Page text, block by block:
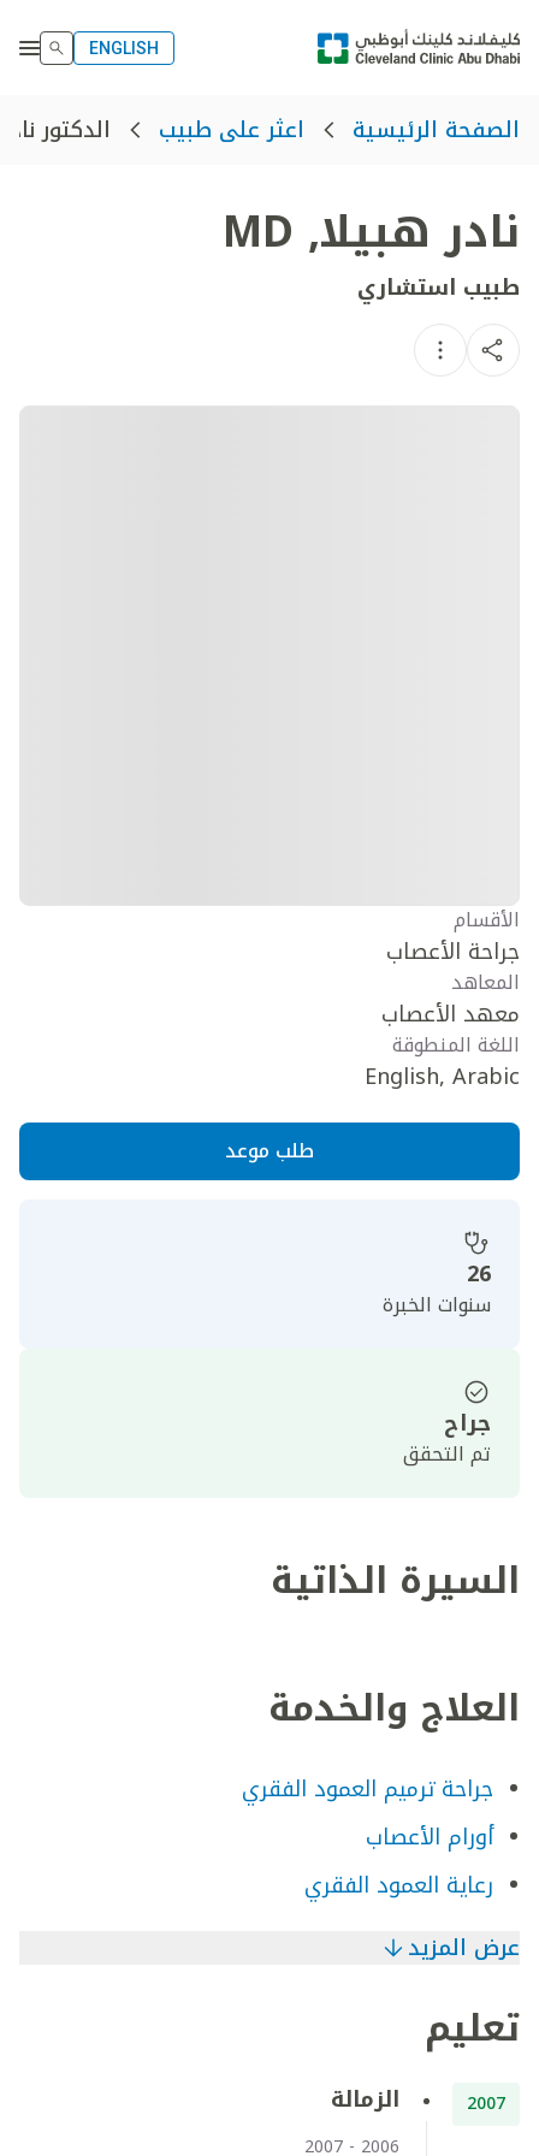
ENGLISH
الصفحة الرئيسية اعثر على طبيب الدكتور
نادر هبيلا,
MD
طبيب استشاري
الأقسام
جراحة الأعصاب
المعاهد
معهد الأعصاب
اللغة المنطوقة
English, Arabic
طلب موعد
26
سنوات الخبرة
جراح
تم التحقق
السيرة الذاتية
العلاج والخدمة
جراحة ترميم العمود الفقري
أورام الأعصاب
رعاية العمود الفقري
عرض المزيد
تعليم
2007 الزمالة
2006 - 2007